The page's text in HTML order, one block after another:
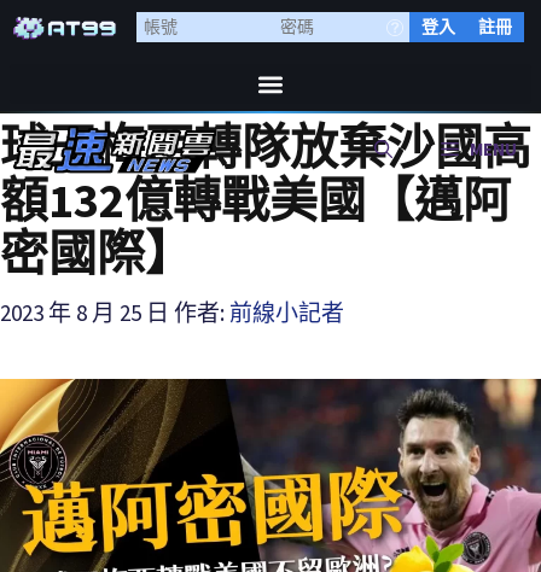
登入 註冊
MENU
球王梅西轉隊放棄沙國高
額132億轉戰美國【邁阿
密國際】
2023 年 8 月 25 日 作者: 前線小記者